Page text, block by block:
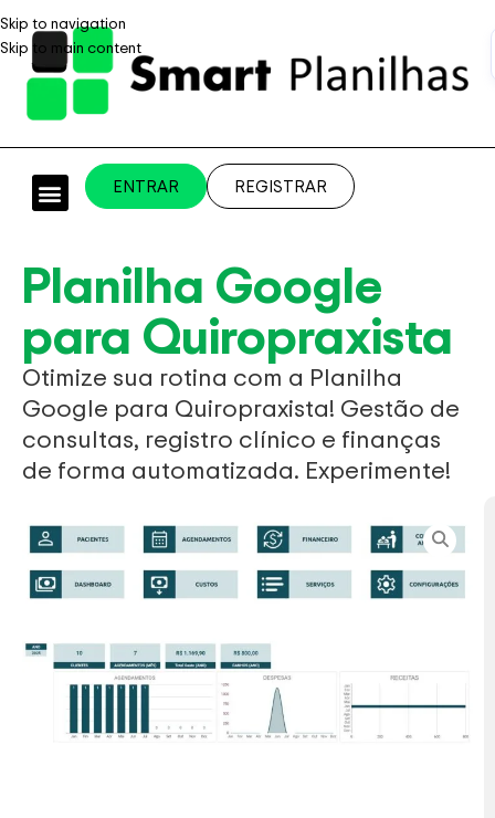
Skip to navigation
Skip to main content
ENTRAR REGISTRAR
Planilha Google
para Quiropraxista
Otimize sua rotina com a Planilha
Google para Quiropraxista! Gestão de
consultas, registro clínico e finanças
de forma automatizada. Experimente!